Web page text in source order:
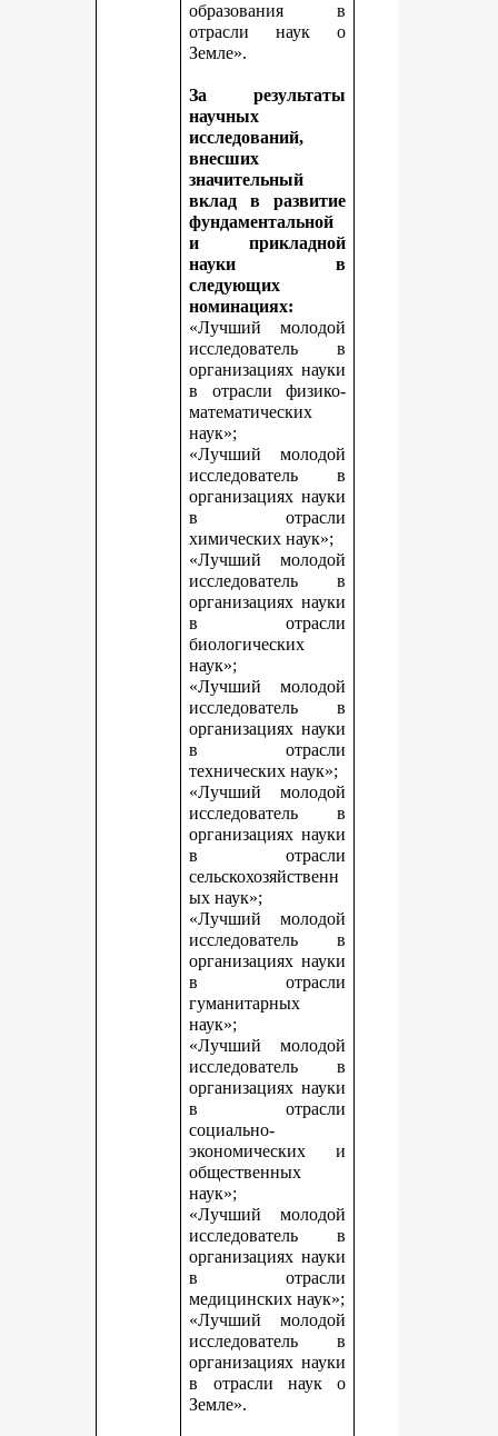
образования в
отрасли наук о
Земле».
За результаты
научных
исследований,
внесших
значительный
вклад в развитие
фундаментальной
и прикладной
науки в
следующих
номинациях:
«Лучший молодой
исследователь в
организациях науки
в отрасли физико-
математических
наук»;
«Лучший молодой
исследователь в
организациях науки
в отрасли
химических наук»;
«Лучший молодой
исследователь в
организациях науки
в отрасли
биологических
наук»;
«Лучший молодой
исследователь в
организациях науки
в отрасли
технических наук»;
«Лучший молодой
исследователь в
организациях науки
в отрасли
сельскохозяйственн
ых наук»;
«Лучший молодой
исследователь в
организациях науки
в отрасли
гуманитарных
наук»;
«Лучший молодой
исследователь в
организациях науки
в отрасли
социально-
экономических и
общественных
наук»;
«Лучший молодой
исследователь в
организациях науки
в отрасли
медицинских наук»;
«Лучший молодой
исследователь в
организациях науки
в отрасли наук о
Земле».